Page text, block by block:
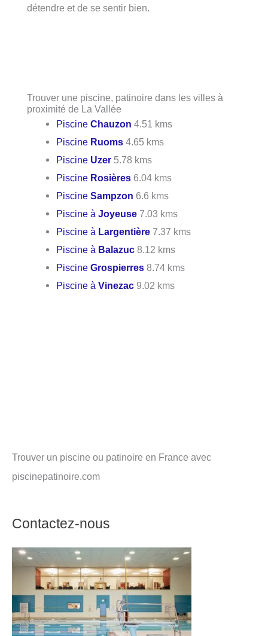
détendre et de se sentir bien.
Trouver une piscine, patinoire dans les villes à
proximité de La Vallée
PiscineChauzon 4.51 kms
Piscine Ruoms 4.65 kms
Piscine Uzer 5.78 kms
Piscine Rosières 6.04 kms
PiscineSampzon 6.6 kms
Piscine àJoyeuse 7.03 kms
Piscine à Largentière 7.37 kms
Piscine à Balazuc 8.12 kms
PiscineGrospierres 8.74 kms
Piscine àVinezac 9.02 kms
Trouver un piscine ou patinoire en France avec
piscinepatinoire.com
Contactez-nous